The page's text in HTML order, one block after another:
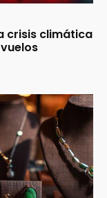
crisis climática